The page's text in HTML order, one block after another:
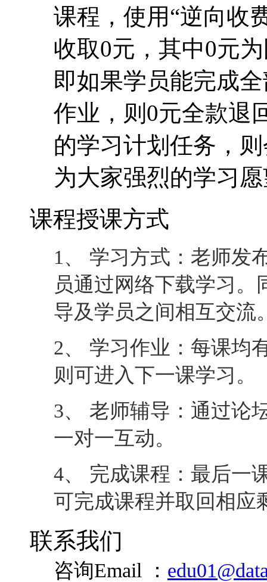
课程，使用“逆向收
收取0元，其中0元
即如果学员能完成
作业，则0元全款退
的学习计划任务，
为大家强烈的学习
课程授课方式
1、 学习方式：老师发
员通过网络下载学习
导及学员之间相互交流
2、 学习作业：每课均
则可进入下一课学习。
3、 老师辅导：通过论
一对一互动。
4、 完成课程：最后一
可完成课程并取回相应
联系我们
咨询Email ：